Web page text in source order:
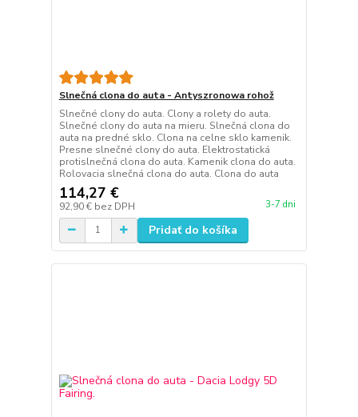
Slnečná clona do auta - Antyszronowa rohož
Slnečné clony do auta. Clony a rolety do auta.
Slnečné clony do auta na mieru. Slnečná clona do
auta na predné sklo. Clona na celne sklo kamenik.
Presne slnečné clony do auta. Elektrostatická
protislnečná clona do auta. Kamenik clona do auta.
Rolovacia slnečná clona do auta. Clona do auta
114,27 €
92,90 € bez DPH 3-7 dni
Pridať do košíka